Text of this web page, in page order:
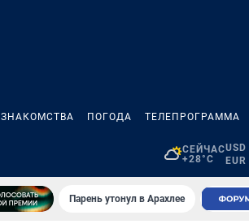
ЗНАКОМСТВА ПОГОДА ТЕЛЕПРОГРАММА
СЕЙЧАС
+28°C
Парень утонул в Арахлее